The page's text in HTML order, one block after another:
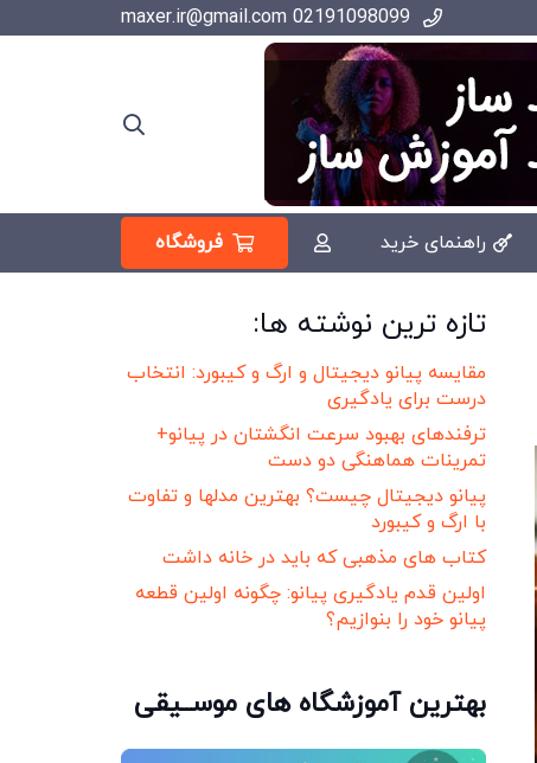
راهنمای خرید فروشگاه
تازه ترین نوشته ها:
مقایسه پیانو دیجیتال و ارگ و کیبورد: انتخاب
درست برای یادگیری
ترفندهای بهبود سرعت انگشتان در پیانو+
تمرینات هماهنگی دو دست
پیانو دیجیتال چیست؟ بهترین مدلها و تفاوت
با ارگ و کیبورد
کتاب های مذهبی که باید در خانه داشت
اولین قدم یادگیری پیانو: چگونه اولین قطعه
پیانو خود را بنوازیم؟
بهترین آموزشگاه های موســیقی